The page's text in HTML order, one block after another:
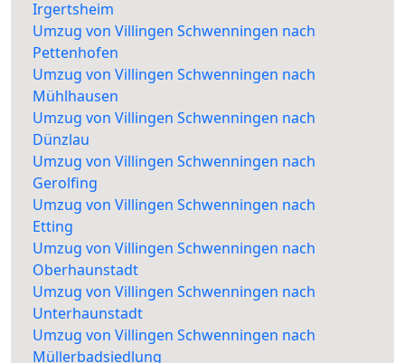
Irgertsheim
Umzug von Villingen Schwenningen nach
Pettenhofen
Umzug von Villingen Schwenningen nach
Mühlhausen
Umzug von Villingen Schwenningen nach
Dünzlau
Umzug von Villingen Schwenningen nach
Gerolfing
Umzug von Villingen Schwenningen nach
Etting
Umzug von Villingen Schwenningen nach
Oberhaunstadt
Umzug von Villingen Schwenningen nach
Unterhaunstadt
Umzug von Villingen Schwenningen nach
Müllerbadsiedlung